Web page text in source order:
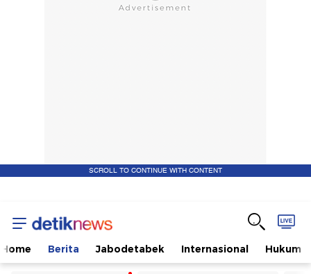
SCROLL TO CONTINUE WITH CONTENT
Home Berita Jabodetabek Internasional Hukum